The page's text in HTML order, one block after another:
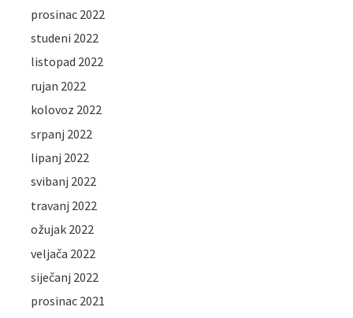
prosinac 2022
studeni 2022
listopad 2022
rujan 2022
kolovoz 2022
srpanj 2022
lipanj 2022
svibanj 2022
travanj 2022
ožujak 2022
veljača 2022
siječanj 2022
prosinac 2021